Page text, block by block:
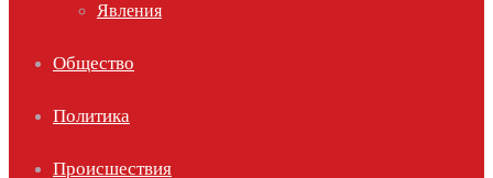
Явления
Общество
Политика
Происшествия